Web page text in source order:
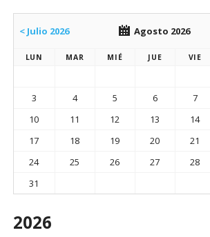
< Julio 2026 Agosto 2026
LUN MAR MIÉ JUE VIE
3
4 5 6 7
10
11 12 13 14
17
18 19 20 21
24
25 26 27 28
31
2026